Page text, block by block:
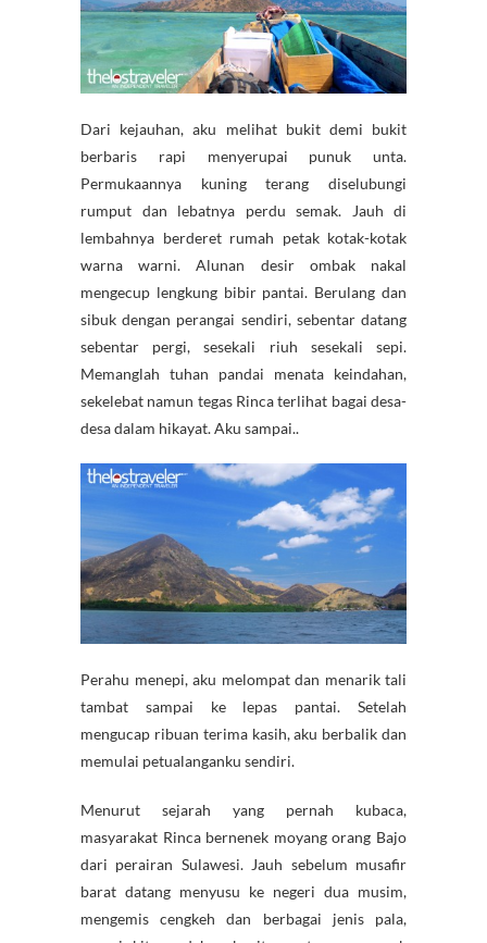
Dari kejauhan, aku melihat bukit demi bukit
berbaris rapi menyerupai punuk unta.
Permukaannya kuning terang diselubungi
rumput dan lebatnya perdu semak. Jauh di
lembahnya berderet rumah petak kotak-kotak
warna warni. Alunan desir ombak nakal
mengecup lengkung bibir pantai. Berulang dan
sibuk dengan perangai sendiri, sebentar datang
sebentar pergi, sesekali riuh sesekali sepi.
Memanglah tuhan pandai menata keindahan,
sekelebat namun tegas Rinca terlihat bagai desa-
desa dalam hikayat. Aku sampai..
Perahu menepi, aku melompat dan menarik tali
tambat sampai ke lepas pantai. Setelah
mengucap ribuan terima kasih, aku berbalik dan
memulai petualanganku sendiri.
Menurut sejarah yang pernah kubaca,
masyarakat Rinca bernenek moyang orang Bajo
dari perairan Sulawesi. Jauh sebelum musafir
barat datang menyusu ke negeri dua musim,
mengemis cengkeh dan berbagai jenis pala,